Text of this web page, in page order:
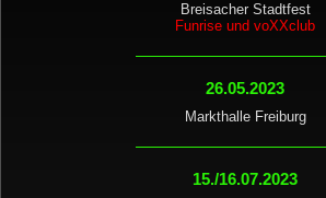
Breisacher Stadtfest
Funrise und voXXclub
26.05.2023
Markthalle Freiburg
15./16.07.2023